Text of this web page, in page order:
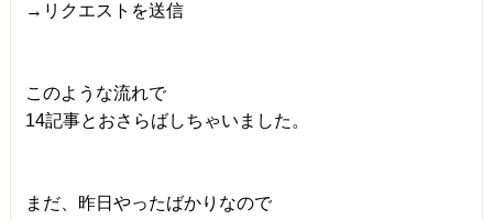
→リクエストを送信
このような流れで
14記事とおさらばしちゃいました。
まだ、昨日やったばかりなので